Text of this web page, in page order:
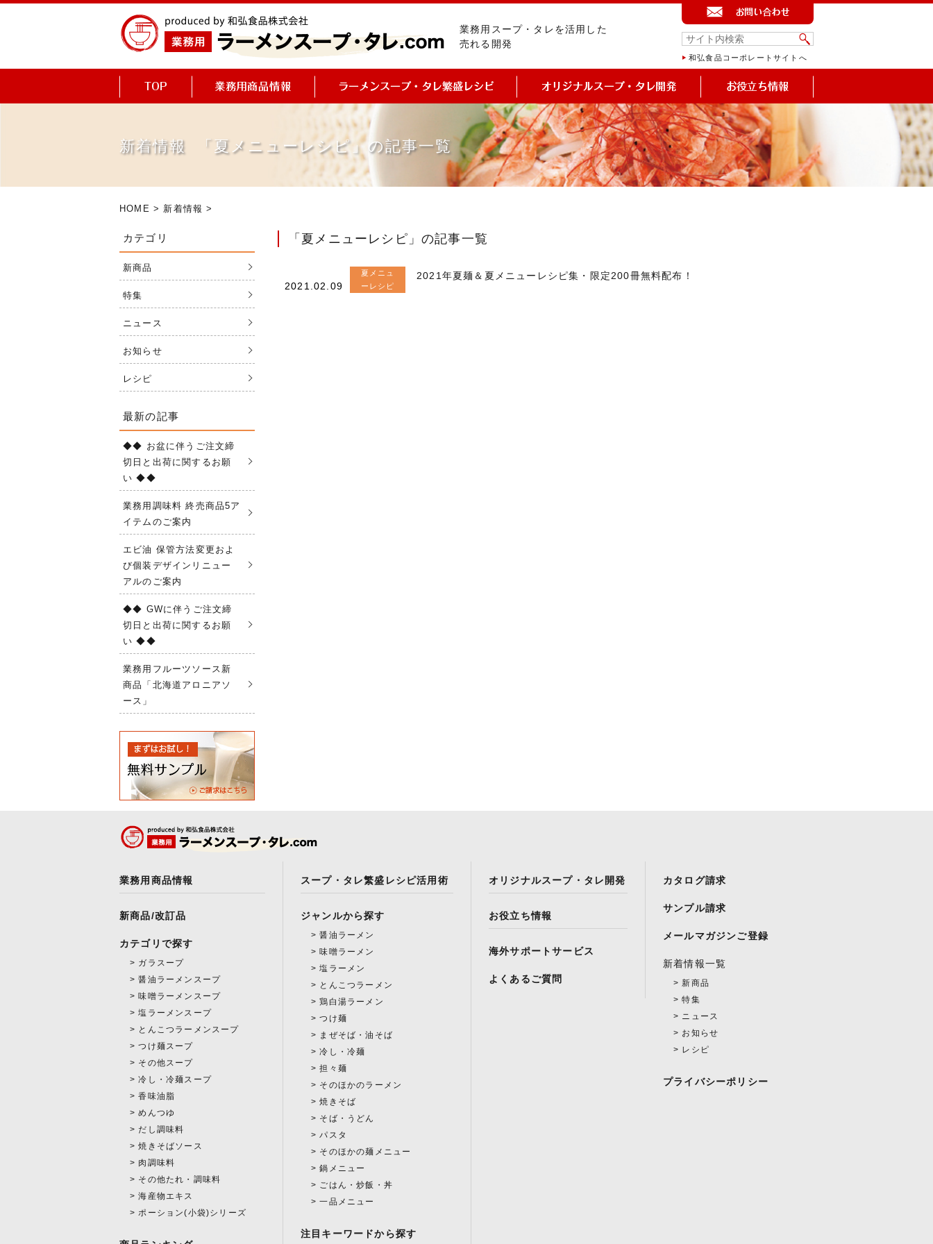
業務用スープ・タレを活用した
売れる開発
和弘食品コーポレートサイトへ
新着情報 「夏メニューレシピ」の記事一覧
HOME > 新着情報 >
「夏メニューレシピ」の記事一覧
2021.02.09
夏メニュ
ーレシピ
2021年夏麺＆夏メニューレシピ集・限定200冊無料配布！
カテゴリ
新商品
特集
ニュース
お知らせ
レシピ
最新の記事
◆◆ お盆に伴うご注文締
切日と出荷に関するお願
い ◆◆
業務用調味料 終売商品5ア
イテムのご案内
エビ油 保管方法変更およ
び個装デザインリニュー
アルのご案内
◆◆ GWに伴うご注文締
切日と出荷に関するお願
い ◆◆
業務用フルーツソース新
商品「北海道アロニアソ
ース」
業務用商品情報
新商品/改訂品
カテゴリで探す
ガラスープ
醤油ラーメンスープ
味噌ラーメンスープ
塩ラーメンスープ
とんこつラーメンスープ
つけ麺スープ
その他スープ
冷し・冷麺スープ
香味油脂
めんつゆ
だし調味料
焼きそばソース
肉調味料
その他たれ・調味料
海産物エキス
ポーション(小袋)シリーズ
スープ・タレ繁盛レシピ活用術
ジャンルから探す
醤油ラーメン
味噌ラーメン
塩ラーメン
とんこつラーメン
鶏白湯ラーメン
つけ麺
まぜそば・油そば
冷し・冷麺
担々麺
そのほかのラーメン
焼きそば
そば・うどん
パスタ
そのほかの麺メニュー
鍋メニュー
ごはん・炒飯・丼
一品メニュー
注目キーワードから探す
オリジナルスープ・タレ開発
お役立ち情報
海外サポートサービス
よくあるご質問
カタログ請求
サンプル請求
メールマガジンご登録
新着情報一覧
新商品
特集
ニュース
お知らせ
レシピ
プライバシーポリシー